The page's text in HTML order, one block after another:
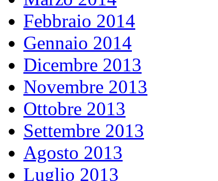
Febbraio 2014
Gennaio 2014
Dicembre 2013
Novembre 2013
Ottobre 2013
Settembre 2013
Agosto 2013
Luglio 2013